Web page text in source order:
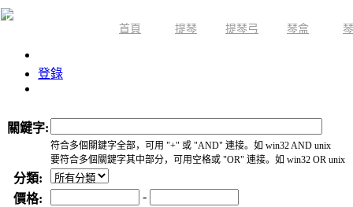
首頁 提琴 提琴弓 琴盒
登錄
關鍵字:
符合多個關鍵字全部，可用 "+" 或 "AND" 連接。如 win32 AND unix
要符合多個關鍵字其中部分，可用空格或 "OR" 連接。如 win32 OR unix
分類:
價格:
-